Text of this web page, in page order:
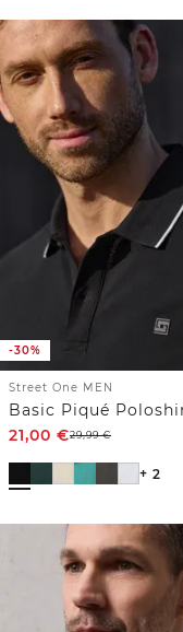
-30%
Street One MEN
21,00 €29,99€
+ 2